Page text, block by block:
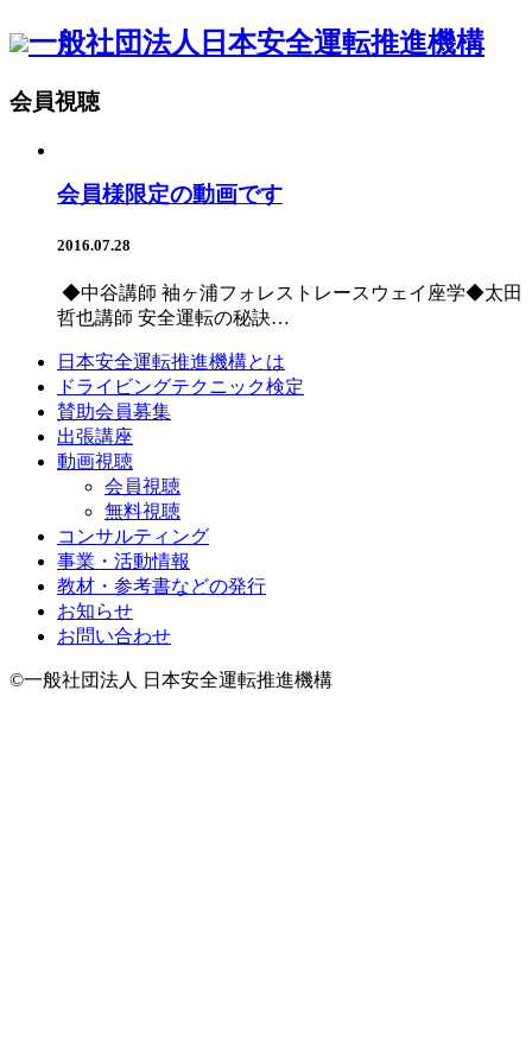
一般社団法人 日本安全運転推進機構
会員視聴
会員様限定の動画です
2016.07.28
◆中谷講師 袖ヶ浦フォレストレースウェイ座学◆太田
哲也講師 安全運転の秘訣…
日本安全運転推進機構とは
ドライビングテクニック検定
賛助会員募集
出張講座
動画視聴
会員視聴
無料視聴
コンサルティング
事業・活動情報
教材・参考書などの発行
お知らせ
お問い合わせ
©一般社団法人 日本安全運転推進機構